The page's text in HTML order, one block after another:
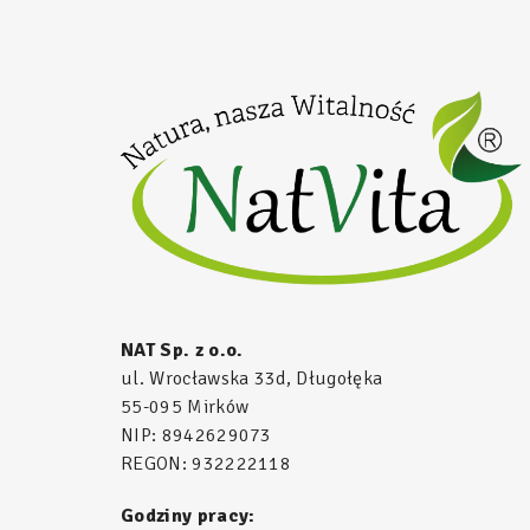
NAT Sp. z o.o.
ul. Wrocławska 33d, Długołęka
55-095 Mirków
NIP: 8942629073
REGON: 932222118
Godziny pracy: